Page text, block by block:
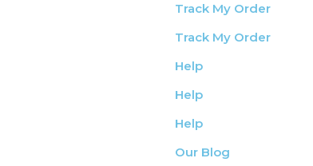
Track My Order
Track My Order
Help
Help
Help
Our Blog